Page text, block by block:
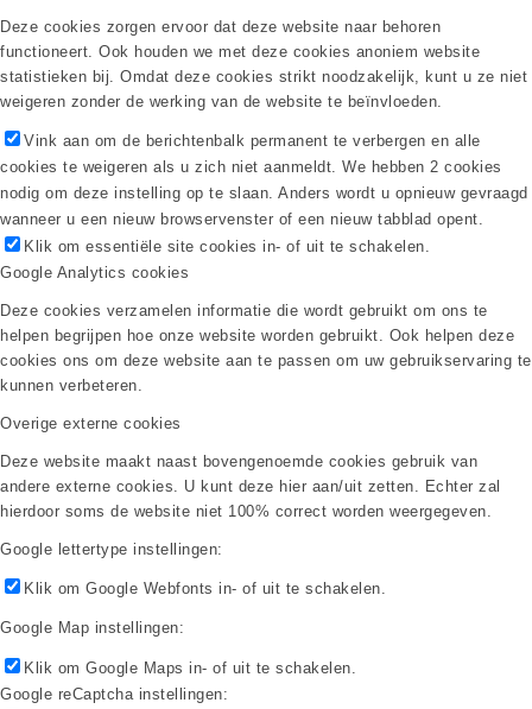
Deze cookies zorgen ervoor dat deze website naar behoren
functioneert. Ook houden we met deze cookies anoniem website
statistieken bij. Omdat deze cookies strikt noodzakelijk, kunt u ze niet
weigeren zonder de werking van de website te beïnvloeden.
Vink aan om de berichtenbalk permanent te verbergen en alle
cookies te weigeren als u zich niet aanmeldt. We hebben 2 cookies
nodig om deze instelling op te slaan. Anders wordt u opnieuw gevraagd
wanneer u een nieuw browservenster of een nieuw tabblad opent.
Klik om essentiële site cookies in- of uit te schakelen.
Google Analytics cookies
Deze cookies verzamelen informatie die wordt gebruikt om ons te
helpen begrijpen hoe onze website worden gebruikt. Ook helpen deze
cookies ons om deze website aan te passen om uw gebruikservaring te
kunnen verbeteren.
Overige externe cookies
Deze website maakt naast bovengenoemde cookies gebruik van
andere externe cookies. U kunt deze hier aan/uit zetten. Echter zal
hierdoor soms de website niet 100% correct worden weergegeven.
Google lettertype instellingen:
Klik om Google Webfonts in- of uit te schakelen.
Google Map instellingen:
Klik om Google Maps in- of uit te schakelen.
Google reCaptcha instellingen: